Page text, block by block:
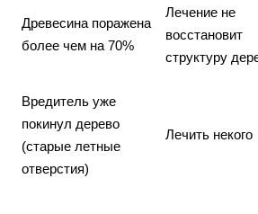
Древесина поражена
более чем на 70%
Лечение не
восстановит
структуру
Вредитель уже
покинул дерево
(старые летные
отверстия)
Лечить некого